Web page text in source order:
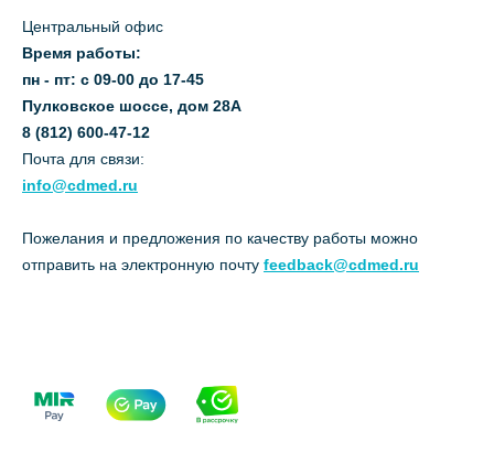
Центральный офис
Время работы:
пн - пт: с 09-00 до 17-45
Пулковское шоссе, дом 28А
8 (812) 600-47-12
Почта для связи:
info@cdmed.ru
Пожелания и предложения по качеству работы можно
отправить на электронную почту feedback@cdmed.ru